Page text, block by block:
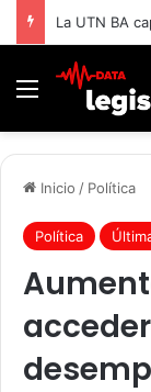
La UTN BA
Menú
Inicio / Política
Política